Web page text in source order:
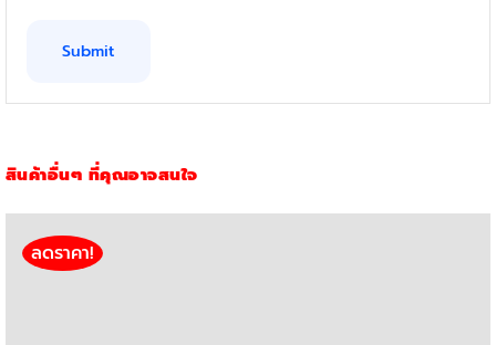
สินค้าอื่นๆ ที่คุณอาจสนใจ
ลดราคา!